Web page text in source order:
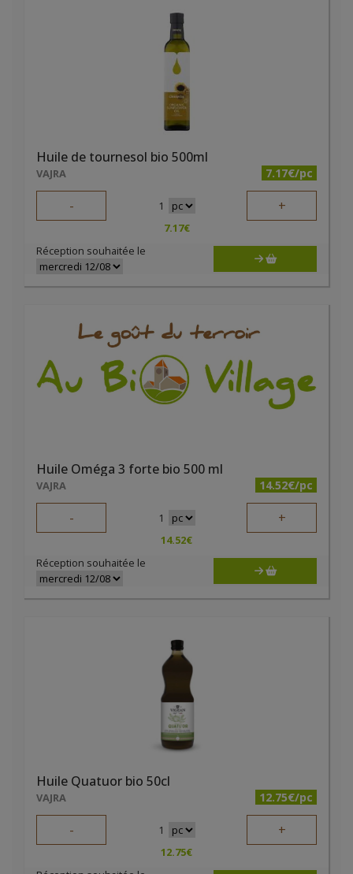
Huile de tournesol bio 500ml
VAJRA 7.17€/pc
- 1 +
7.17€
Réception souhaitée le
Huile Oméga 3 forte bio 500 ml
VAJRA 14.52€/pc
- 1 +
14.52€
Réception souhaitée le
Huile Quatuor bio 50cl
VAJRA 12.75€/pc
- 1 +
12.75€